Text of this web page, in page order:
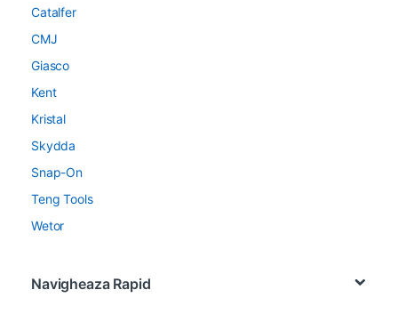
Catalfer
CMJ
Giasco
Kent
Kristal
Skydda
Snap-On
Teng Tools
Wetor
Navigheaza Rapid